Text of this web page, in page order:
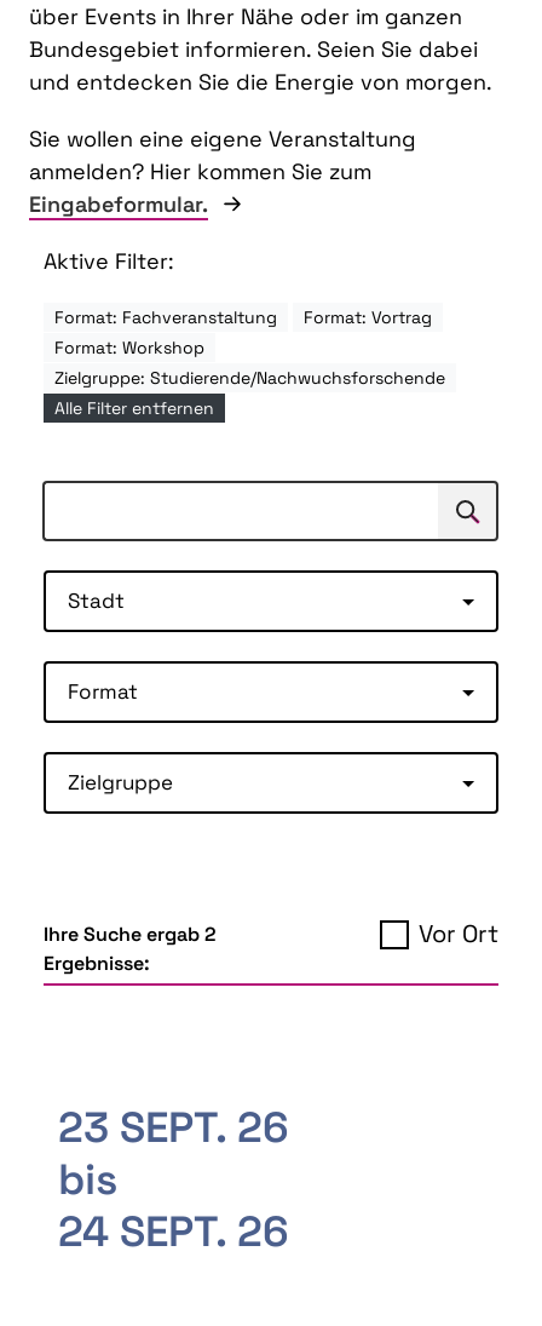
über Events in Ihrer Nähe oder im ganzen
Bundesgebiet informieren. Seien Sie dabei
und entdecken Sie die Energie von morgen.
Sie wollen eine eigene Veranstaltung
anmelden? Hier kommen Sie zum
Eingabeformular.
Aktive Filter:
Format: Fachveranstaltung
Format: Vortrag
Format: Workshop
Zielgruppe: Studierende/Nachwuchsforschende
Alle Filter entfernen
Suchen
Stadt
Format
Zielgruppe
Ihre Suche ergab 2
Ergebnisse:
Vor Ort
23 SEPT. 26
bis
24 SEPT. 26